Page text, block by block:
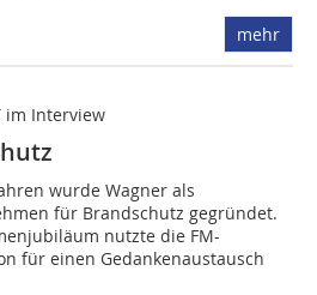
mehr
im Interview
wurde Wagner als
für Brandschutz gegründet.
nutzte die FM-
für einen Gedankenaustausch